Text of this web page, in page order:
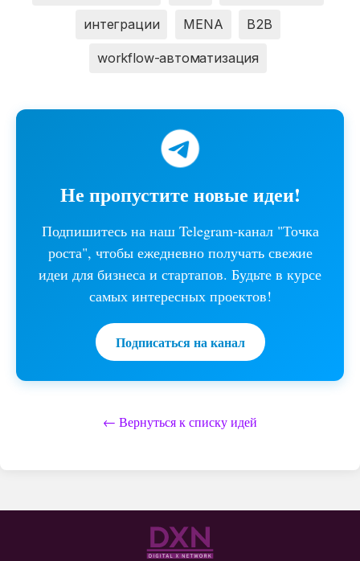
интеграции MENA B2B
workflow-автоматизация
Не пропустите новые идеи!
Подпишитесь на наш Telegram-канал "Точка
роста", чтобы ежедневно получать свежие
идеи для бизнеса и стартапов. Будьте в курсе
самых интересных проектов!
Подписаться на канал
← Вернуться к списку идей